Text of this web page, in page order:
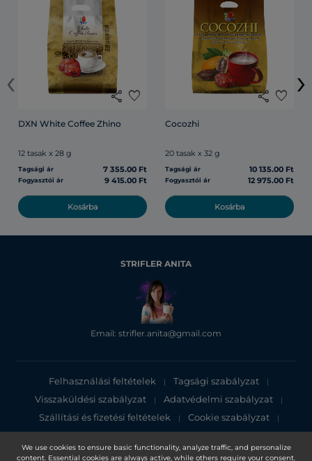
We use cookies to ensure basic functionality, analyze traffic, and personalize
content. Essential cookies are always active, while others require your consent.
share favorite
DXN White Coffee Zhino
12 tasak x 28 g
Tagsági ár 7 355.00 Ft
Fogyasztói ár 9 415.00 Ft
Kosárba
share favorite
Cocozhi
20 tasak x 32 g
Tagsági ár 10 135.00 Ft
Fogyasztói ár 12 975.00 Ft
Kosárba
‹ ›
STRIFLER ANITA
Email: strifler.anita@gmail.com
Felhasználási feltételek | Tagsági szabályzat |
Visszaküldési szabályzat | Adatvédelmi szabályzat |
Szállítási és fizetési feltételek | Cookie szabályzat |
Adatvédelmi tájékoztató